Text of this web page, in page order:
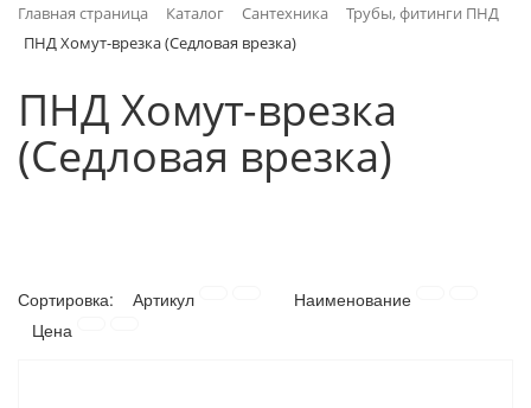
ИНТЕРЬЕР
КЛИМАТИЧЕСКАЯ ТЕХНИКА
НАСОСНОЕ ОБОРУДОВАНИЕ
Главная страница Каталог Сантехника
Трубы, фитинги ПНД
ПНД Хомут-врезка (Седловая врезка)
ПНД Хомут-врезка
(Седловая врезка)
Сортировка: Артикул
Наименование
Цена